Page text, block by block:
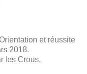
et réussite
2018.
les Crous.